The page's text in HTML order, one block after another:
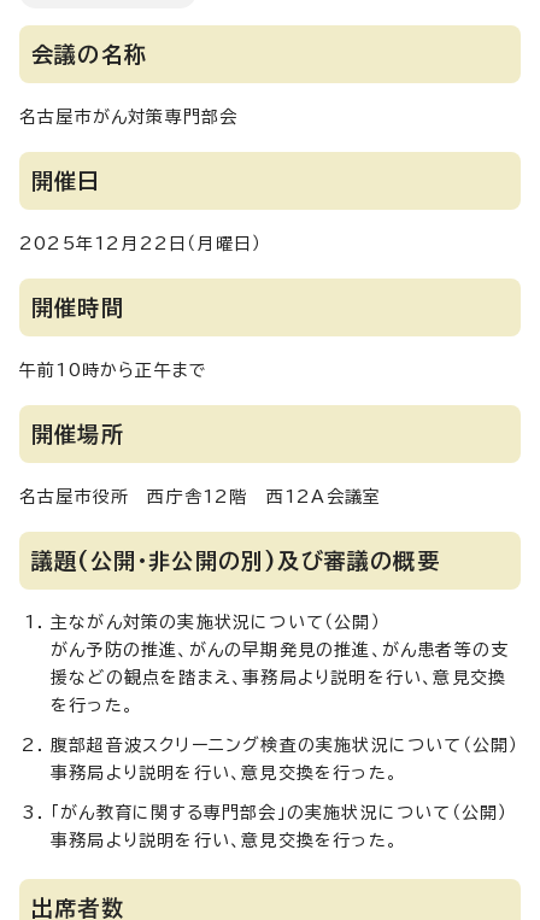
会議の名称
名古屋市がん対策専門部会
開催日
2025年12月22日（月曜日）
開催時間
午前10時から正午まで
開催場所
名古屋市役所 西庁舎12階 西12A会議室
議題(公開・非公開の別)及び審議の概要
主ながん対策の実施状況について（公開）
がん予防の推進、がんの早期発見の推進、がん患者等の支
援などの観点を踏まえ、事務局より説明を行い、意見交換
を行った。
腹部超音波スクリーニング検査の実施状況について（公開）
事務局より説明を行い、意見交換を行った。
「がん教育に関する専門部会」の実施状況について（公開）
事務局より説明を行い、意見交換を行った。
出席者数